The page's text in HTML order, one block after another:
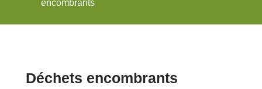
encombrants
Déchets encombrants